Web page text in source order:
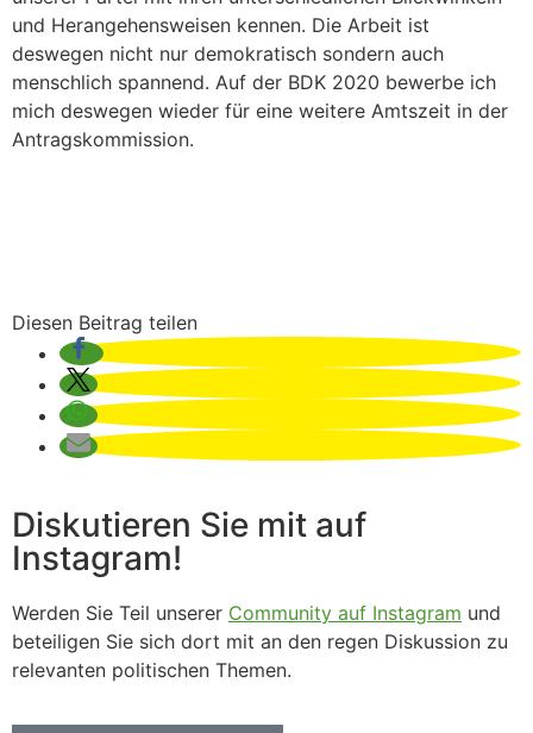
und Herangehensweisen kennen. Die Arbeit ist
deswegen nicht nur demokratisch sondern auch
menschlich spannend. Auf der BDK 2020 bewerbe ich
mich deswegen wieder für eine weitere Amtszeit in der
Antragskommission.
Diesen Beitrag teilen
Diskutieren Sie mit auf
Instagram!
Werden Sie Teil unserer Community auf Instagram und
beteiligen Sie sich dort mit an den regen Diskussion zu
relevanten politischen Themen.